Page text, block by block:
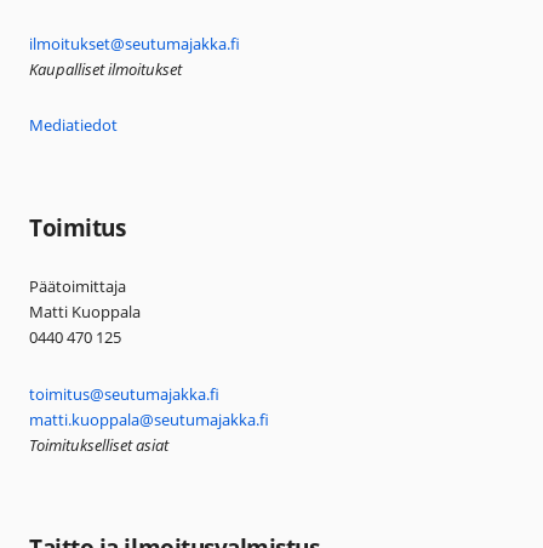
ilmoitukset@seutumajakka.fi
Kaupalliset ilmoitukset
Mediatiedot
Toimitus
Päätoimittaja
Matti Kuoppala
0440 470 125
toimitus@seutumajakka.fi
matti.kuoppala@seutumajakka.fi
Toimitukselliset asiat